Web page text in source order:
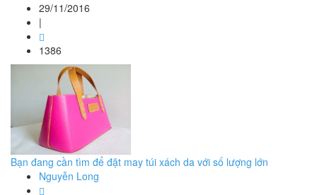
29/11/2016
|
1386
Bạn đang cần tìm để đặt may túi xách da với số lượng lớn
Nguyễn Long